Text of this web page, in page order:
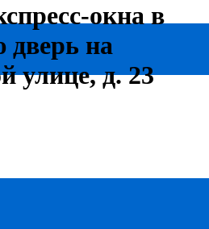
окна в
дверь на
улице, д. 23